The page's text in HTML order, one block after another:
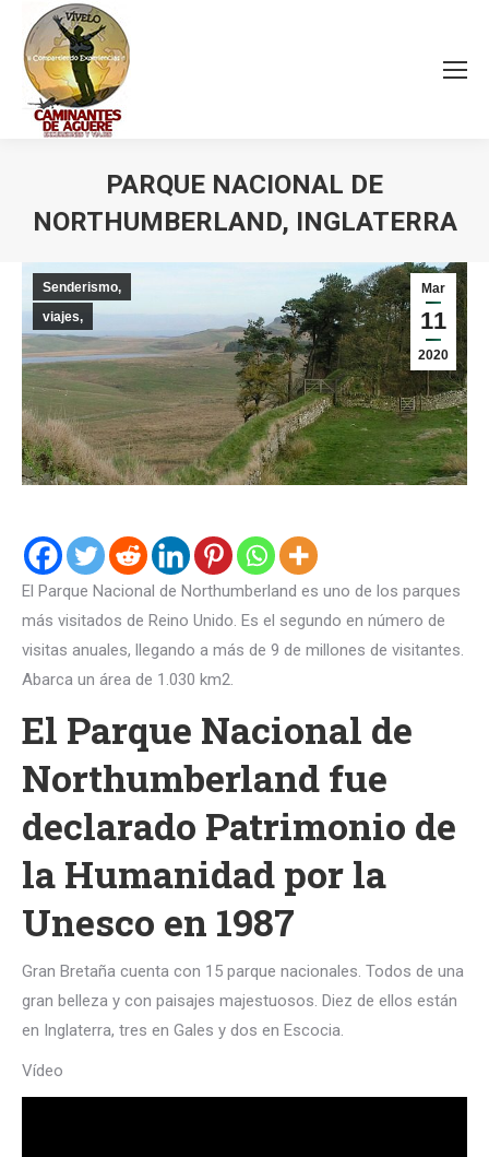
PARQUE NACIONAL DE
NORTHUMBERLAND, INGLATERRA
Mar
11
2020
Senderismo,
viajes,
El Parque Nacional de Northumberland es uno de los parques
más visitados de Reino Unido. Es el segundo en número de
visitas anuales, llegando a más de 9 de millones de visitantes.
Abarca un área de 1.030 km2.
El Parque Nacional de
Northumberland fue
declarado Patrimonio de
la Humanidad por la
Unesco en 1987
Gran Bretaña cuenta con 15 parque nacionales. Todos de una
gran belleza y con paisajes majestuosos. Diez de ellos están
en Inglaterra, tres en Gales y dos en Escocia.
Vídeo